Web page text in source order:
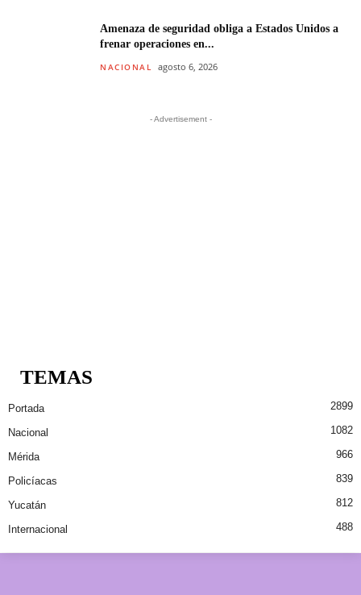
Amenaza de seguridad obliga a Estados Unidos a
frenar operaciones en...
NACIONAL agosto 6, 2026
- Advertisement -
TEMAS
Portada 2899
Nacional 1082
Mérida 966
Policíacas 839
Yucatán 812
Internacional 488